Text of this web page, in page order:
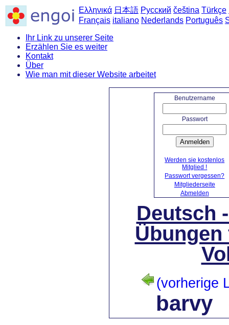
Ελληνικά 日本語 Русский čeština Türkçe
Français italiano Nederlands Português
Ihr Link zu unserer Seite
Erzählen Sie es weiter
Kontakt
Über
Wie man mit dieser Website arbeitet
Benutzername
Passwort
Anmelden
Werden sie kostenlos
Mitglied !
Passwort vergessen?
Mitgliederseite
Abmelden
Deutsch
Übungen
(vorherige
barvy